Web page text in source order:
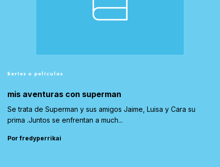
Series o películas
mis aventuras con superman
Se trata de Superman y sus amigos Jaime, Luisa y Cara su
prima .Juntos se enfrentan a much...
Por fredyperrikai